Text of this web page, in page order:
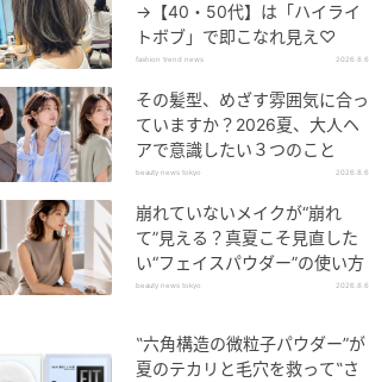
→【40・50代】は「ハイライ
トボブ」で即こなれ見え♡
fashion trend news 2026.8.6
その髪型、めざす雰囲気に合っ
ていますか？2026夏、大人ヘ
アで意識したい３つのこと
beauty news tokyo 2026.8.6
崩れていないメイクが“崩れ
て”見える？真夏こそ見直した
い“フェイスパウダー”の使い方
beauty news tokyo 2026.8.6
‟六角構造の微粒子パウダー”が
夏のテカリと毛穴を救って‟さ